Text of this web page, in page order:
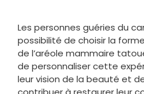
Les personnes guéries du
possibilité de choisir la
de l’aréole mammaire
de personnaliser cette
leur vision de la beauté et